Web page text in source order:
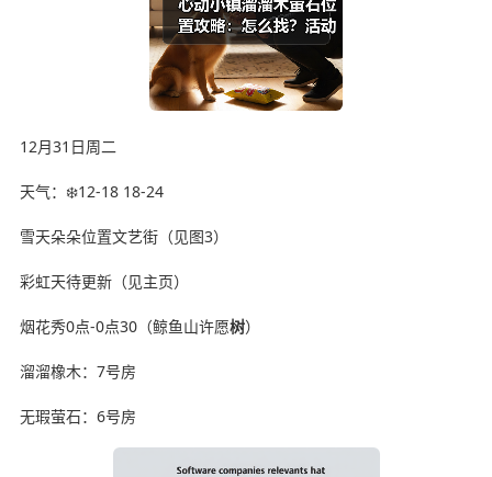
12月31日周二
天气：❄️12-18 18-24
雪天朵朵位置文艺街（见图3）
彩虹天待更新（见主页）
烟花秀0点-0点30（鲸鱼山许愿树）
溜溜橡木：7号房
无瑕萤石：6号房